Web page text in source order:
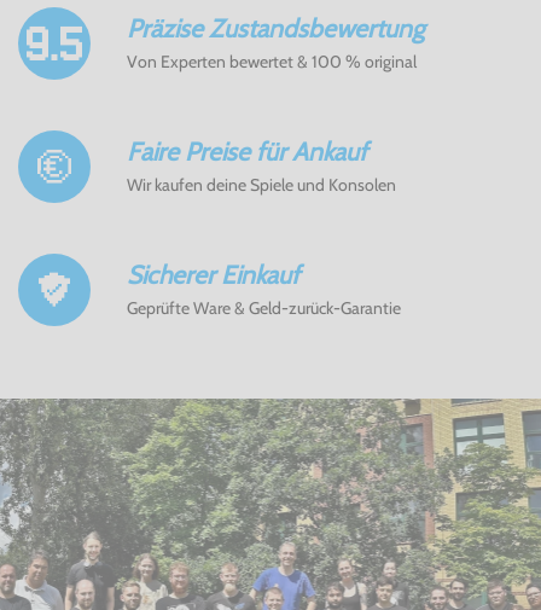
Präzise Zustandsbewertung
Von Experten bewertet & 100 % original
Faire Preise für Ankauf
Wir kaufen deine Spiele und Konsolen
Sicherer Einkauf
Geprüfte Ware & Geld-zurück-Garantie